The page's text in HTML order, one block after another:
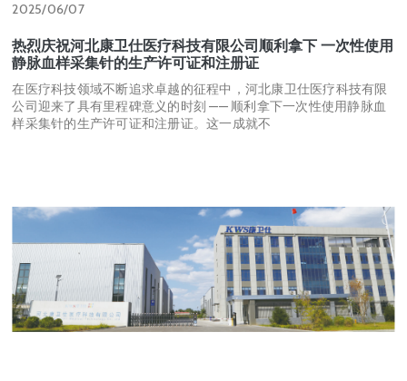
2025/06/07
热烈庆祝河北康卫仕医疗科技有限公司顺利拿下 一次性使用
静脉血样采集针的生产许可证和注册证
在医疗科技领域不断追求卓越的征程中，河北康卫仕医疗科技有限
公司迎来了具有里程碑意义的时刻 —— 顺利拿下一次性使用静脉血
样采集针的生产许可证和注册证。这一成就不